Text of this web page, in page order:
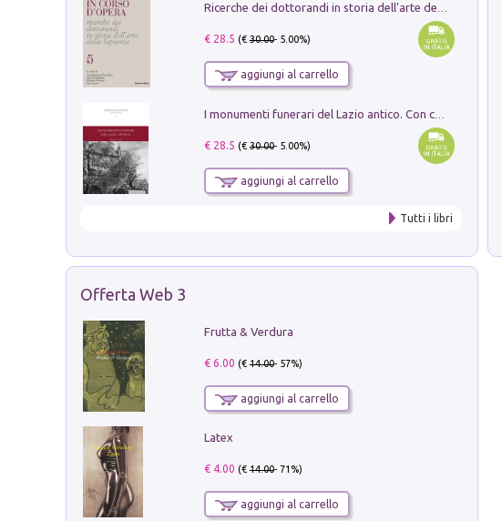
Ricerche dei dottorandi in storia dell'arte della Sapienza
€ 28.5 (€30.00- 5.00%)
aggiungi al carrello
I monumenti funerari del Lazio antico. Con cartella con tavole
€ 28.5 (€30.00- 5.00%)
aggiungi al carrello
Tutti i libri
Offerta Web 3
Frutta & Verdura
€ 6.00 (€14.00- 57%)
aggiungi al carrello
Latex
€ 4.00 (€14.00- 71%)
aggiungi al carrello